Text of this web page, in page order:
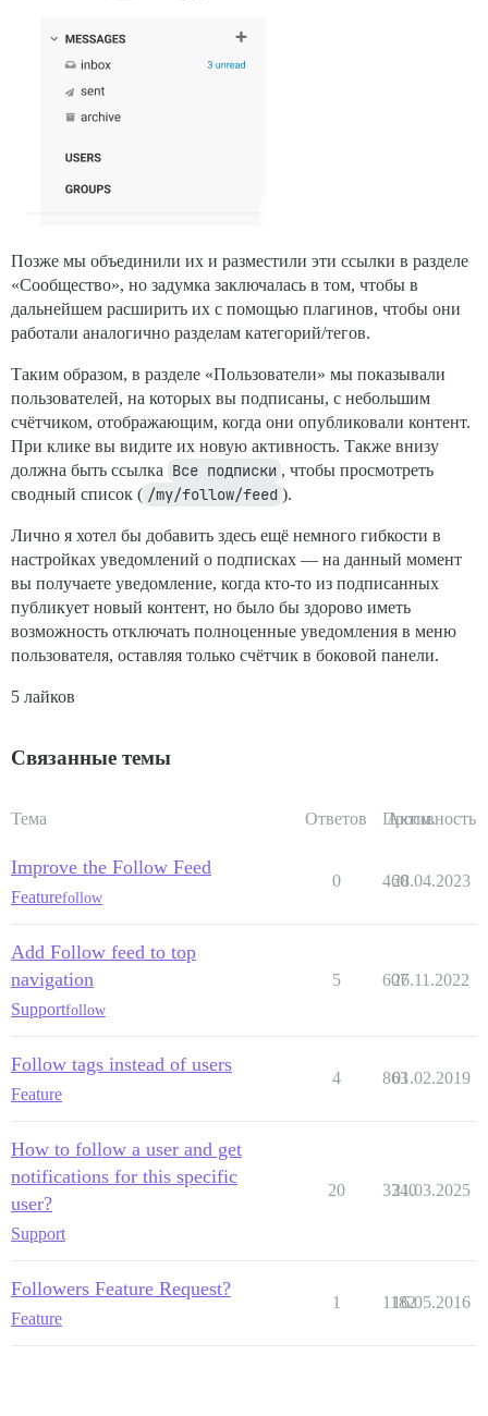
Позже мы объединили их и разместили эти ссылки в разделе
«Сообщество», но задумка заключалась в том, чтобы в
дальнейшем расширить их с помощью плагинов, чтобы они
работали аналогично разделам категорий/тегов.
Таким образом, в разделе «Пользователи» мы показывали
пользователей, на которых вы подписаны, с небольшим
счётчиком, отображающим, когда они опубликовали контент.
При клике вы видите их новую активность. Также внизу
должна быть ссылка Все подписки , чтобы просмотреть
сводный список ( /my/follow/feed ).
Лично я хотел бы добавить здесь ещё немного гибкости в
настройках уведомлений о подписках — на данный момент
вы получаете уведомление, когда кто-то из подписанных
публикует новый контент, но было бы здорово иметь
возможность отключать полноценные уведомления в меню
пользователя, оставляя только счётчик в боковой панели.
5 лайков
Связанные темы
Тема Ответов Просм.
Активность
Improve the Follow Feed
Featurefollow
0 460
28.04.2023
Add Follow feed to top
navigation
Supportfollow
5 607
26.11.2022
Follow tags instead of users
Feature
4 863
01.02.2019
How to follow a user and get
notifications for this specific
user?
Support
20 3340
21.03.2025
Followers Feature Request?
Feature
1 1182
16.05.2016